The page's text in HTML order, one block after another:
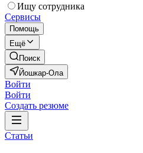
Ищу сотрудника
Сервисы
Помощь
Ещё
Поиск
Йошкар-Ола
Войти
Войти
Создать резюме
Статьи